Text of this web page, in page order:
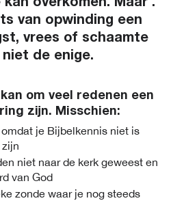
overkomen. Maar .
van opwinding een
vrees of schaamte
de enige.
om veel redenen een
zijn. Misschien:
je Bijbelkennis niet is
niet naar de kerk geweest en
van God
zonde waar je nog steeds